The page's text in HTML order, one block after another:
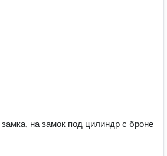
на замок под цилиндр с броне